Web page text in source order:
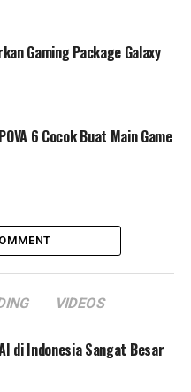
untuk
Neo 2 5G
profesional dan fungsi
untuk meningkatkan
dengan harga
yang cukup
digital gamer pemula.
menawarkan gambar
kedalaman 2MP untuk
16MP. Algoritma AI-
foto dapat
di siang maupun malam
Gaming Package Galaxy
6 Cocok Buat Main Game
VIDEOS
di Indonesia Sangat Besar